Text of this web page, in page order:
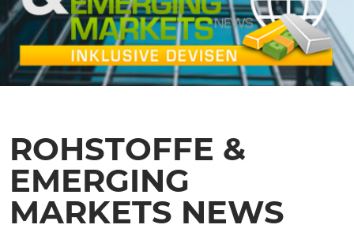
ROHSTOFFE &
EMERGING
MARKETS NEWS